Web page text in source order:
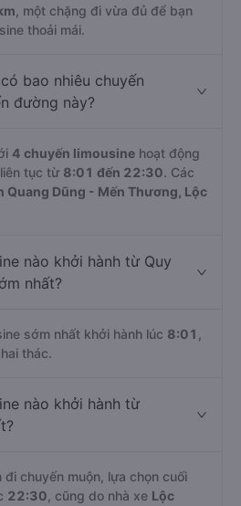
, một chặng đi vừa đủ để bạn
thoải mái.
bao nhiêu chuyến
đường này?
4 chuyến limousine hoạt động
tục từ 8:01 đến 22:30. Các
Quang Dũng - Mến Thương, Lộc
nào khởi hành từ Quy
nhất?
sớm nhất khởi hành lúc 8:01
thác.
nào khởi hành từ
đi chuyến muộn, lựa chọn cuối
22:30 , cũng do nhà xe Lộc